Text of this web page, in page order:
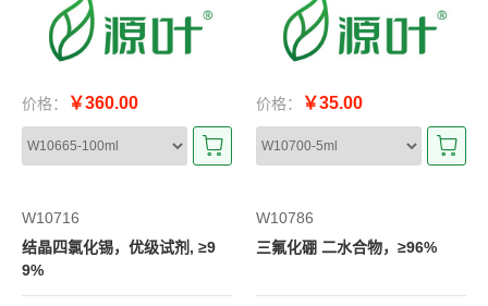
价格： ￥360.00 价格： ￥35.00
W10716
结晶四氯化锡，优级试剂, ≥9
9%
W10786
三氟化硼 二水合物，≥96%